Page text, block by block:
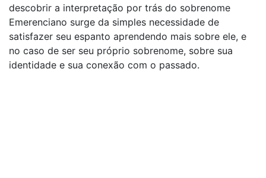
descobrir a interpretação por trás do sobrenome
Emerenciano surge da simples necessidade de
satisfazer seu espanto aprendendo mais sobre ele, e
no caso de ser seu próprio sobrenome, sobre sua
identidade e sua conexão com o passado.